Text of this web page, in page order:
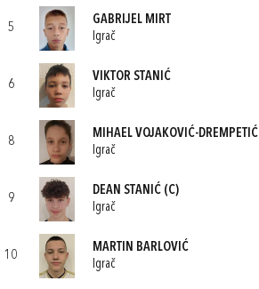
5
GABRIJEL MIRT
Igrač
6
VIKTOR STANIĆ
Igrač
8
MIHAEL VOJAKOVIĆ-DREMPETIĆ
Igrač
9
DEAN STANIĆ (C)
Igrač
10
MARTIN BARLOVIĆ
Igrač